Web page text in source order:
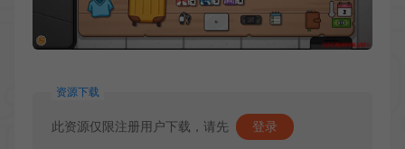
资源下载
此资源仅限注册用户下载，请先 登录